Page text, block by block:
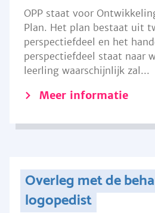
OPP staat voor
Plan. Het plan bestaat uit
perspectiefdeel en het
perspectiefdeel staat naar
leerling waarschijnlijk zal...
Meer informatie
Overleg met de
logopedist